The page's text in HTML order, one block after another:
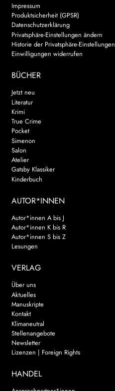
Impressum
Produktsicherheit (GPSR)
Datenschutzerklärung
Privatsphäre-Einstellungen ändern
Historie der Privatsphäre-Einstellungen
Einwilligungen widerrufen
BÜCHER
Jetzt neu
Literatur
Krimi
True Crime
Pocket
Simenon
Salon
Atelier
Gatsby Klassiker
Kinderbuch
AUTOR*INNEN
Autor*innen A bis J
Autor*innen K bis R
Autor*innen S bis Z
Lesungen
VERLAG
Über uns
Aktuelles
Manuskripte
Kontakt
Klimaneutral
Stellenangebote
Newsletter
Lizenzen | Foreign Rights
HANDEL